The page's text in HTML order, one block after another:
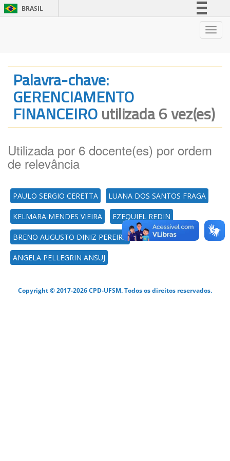
BRASIL
Palavra-chave:
GERENCIAMENTO
FINANCEIROutilizada 6 vez(es)
Utilizada por 6 docente(es) por ordem
de relevância
PAULO SERGIO CERETTA LUANA DOS SANTOS FRAGA
KELMARA MENDES VIEIRA EZEQUIEL REDIN
BRENO AUGUSTO DINIZ PEREIRA
ANGELA PELLEGRIN ANSUJ
Copyright © 2017-2026 CPD-UFSM. Todos os direitos reservados.